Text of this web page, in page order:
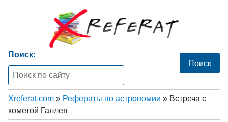
Поиск:
Xreferat.com » Рефераты по астрономии » Встреча с
кометой Галлея